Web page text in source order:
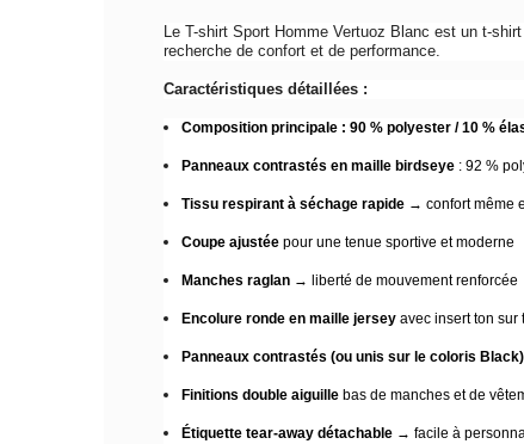
Le T-shirt Sport Homme Vertuoz Blanc est un t-
recherche de confort et de performance.
Caractéristiques détaillées :
Composition principale : 90 % polyester / 10 %
Panneaux contrastés en maille birdseye : 92 %
Tissu respirant à séchage rapide → confort même
Coupe ajustée pour une tenue sportive et moderne
Manches raglan → liberté de mouvement renforcée
Encolure ronde en maille jersey avec insert ton sur
Panneaux contrastés (ou unis sur le coloris Black)
Finitions double aiguille bas de manches et de
Étiquette tear-away détachable → facile à